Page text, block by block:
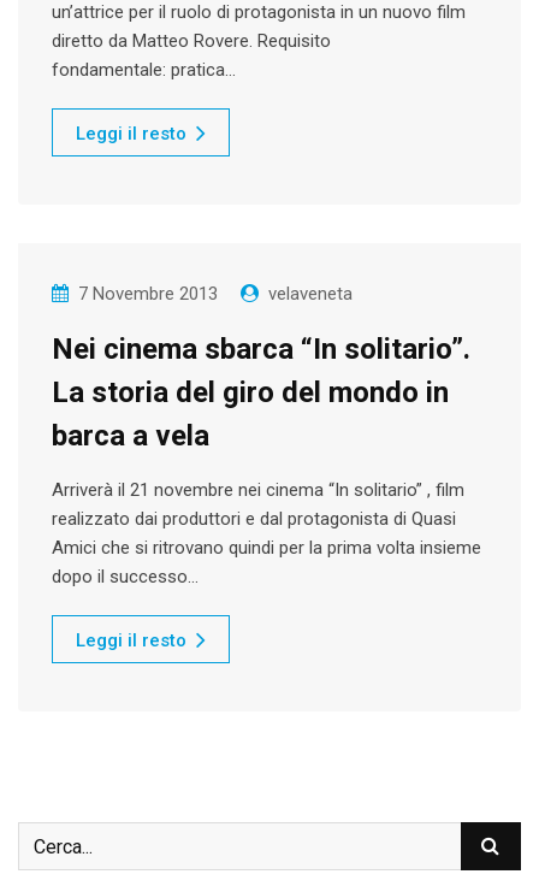
un’attrice per il ruolo di protagonista in un nuovo film
diretto da Matteo Rovere. Requisito
fondamentale: pratica…
Leggi il resto
7 Novembre 2013 velaveneta
Nei cinema sbarca “In solitario”.
La storia del giro del mondo in
barca a vela
Arriverà il 21 novembre nei cinema “In solitario” , film
realizzato dai produttori e dal protagonista di Quasi
Amici che si ritrovano quindi per la prima volta insieme
dopo il successo…
Leggi il resto